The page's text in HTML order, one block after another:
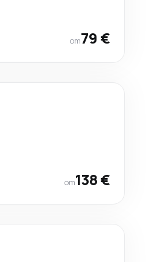
от79 €
от138 €